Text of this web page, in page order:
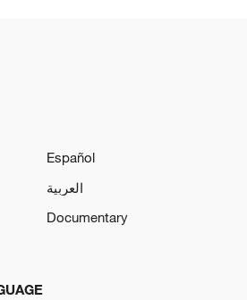
Español
العربية
Documentary